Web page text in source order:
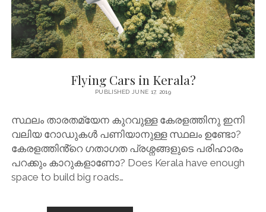
Flying Cars in Kerala?
PUBLISHED JUNE 17, 2019
സ്ഥലം താരതമ്യേന കുറവുള്ള കേരളത്തിനു ഇനി
വലിയ റോഡുകൾ പണിയാനുള്ള സ്ഥലം ഉണ്ടോ?
കേരളത്തിൻ്റെ ഗതാഗത പ്രശ്നങ്ങളുടെ പരിഹാരം
പറക്കും കാറുകളാണോ? Does Kerala have enough
space to build big roads…